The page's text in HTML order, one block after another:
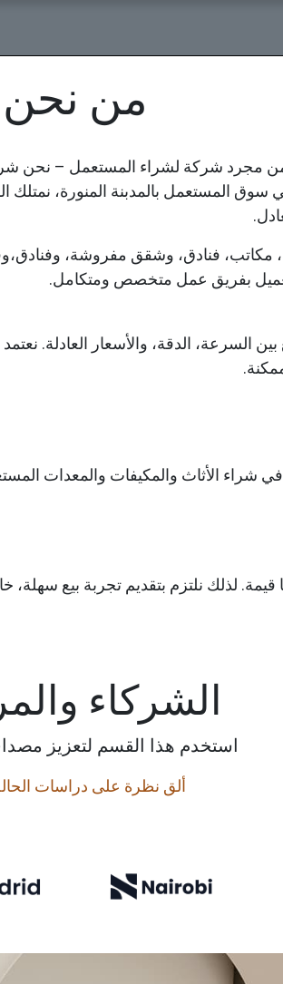
من نحن
مجرد شركة لشراء المستعمل – نحن
المستعمل بالمدبنة المنورة، نمتلك
مكاتب، فنادق، وشقق مفروشة،
بفريق عمل متخصص ومتكامل.
السرعة، الدقة، والأسعار العادلة.
في شراء الأثاث والمكيفات والمعدات
لذلك نلتزم بتقديم تجربة بيع سهلة،
الشركاء
استخدم هذا القسم لتعزيز
ألق نظرة على دراسات